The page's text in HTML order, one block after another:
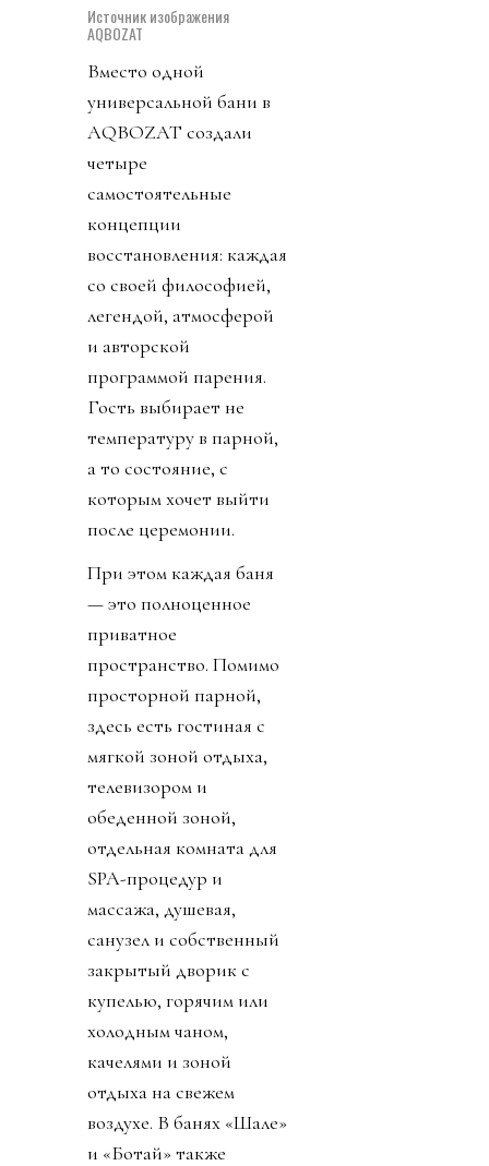
Источник изображения
AQBOZAT
Вместо одной
универсальной бани в
AQBOZAT создали
четыре
самостоятельные
концепции
восстановления: каждая
со своей философией,
легендой, атмосферой
и авторской
программой парения.
Гость выбирает не
температуру в парной,
а то состояние, с
которым хочет выйти
после церемонии.
При этом каждая баня
— это полноценное
приватное
пространство. Помимо
просторной парной,
здесь есть гостиная с
мягкой зоной отдыха,
телевизором и
обеденной зоной,
отдельная комната для
SPA-процедур и
массажа, душевая,
санузел и собственный
закрытый дворик с
купелью, горячим или
холодным чаном,
качелями и зоной
отдыха на свежем
воздухе. В банях «Шале»
и «Ботай» также